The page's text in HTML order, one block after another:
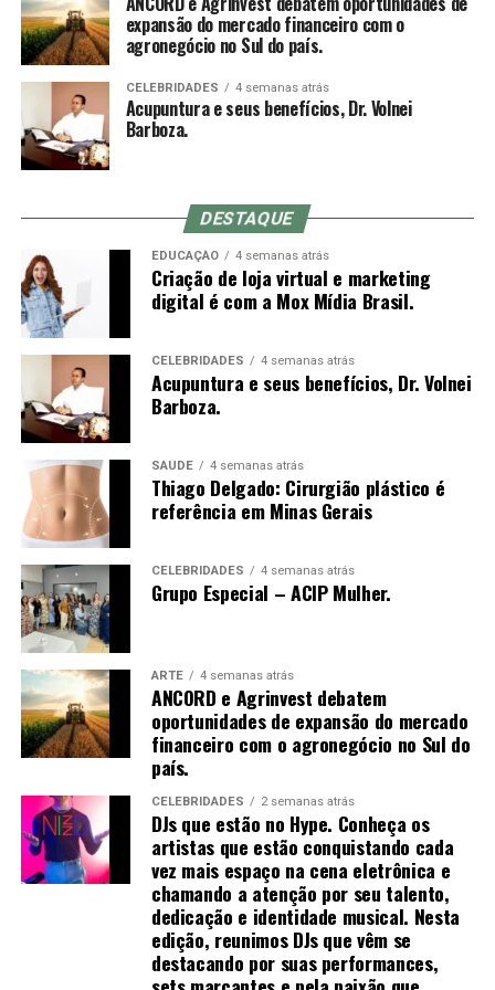
Nacional das Corretoras e Distribuidoras de Títulos e
Valores Mobiliários, Câmbio e Mercadorias) se
Indústria de Intermediação. É também reconhecida pela
qualidade de suas iniciativas educacionais e, por conta de
sua experiência, modernos processos e constantes
do mercado financeiro e de capitais como Entidade
Certificadora e Credenciadora.
Sobre a Agrinvest Commodities
A Agrinvest Commodities é referência em inteligência de
mercado e gestão de risco para o agronegócio brasileiro,
conectando produtores, indústrias e o mercado
financeiro por meio de análises, consultoria e operações
em commodities agrícolas.
movimento rápido à mão livre até a profundidade
indicada, o que não é possível com o mandril (a
diferença entre o comprimento do mandril e da agulha é
o quanto se conseguirá inserir da agulha no primeiro
movimento).
De-qi (Chinês: 得气; pinyin: dé qì; “chegada de qi”) se
refere a uma alegada sensação de torpor, distensão ou
formigamento elétrico no local da agulha. Se essa
sensação não ocorre, então se justifica dizendo que o
acuponto não foi localizado corretamente, ou a agulha
não foi inserida na profundidade correta, ou houve
manipulação inadequada. Se o de-qi não é
imediatamente sentido no local de inserção da agulha,
várias técnicas de manipulação costumam ser
empregadas para promovê-la, como arrancar, sacudir e
tremer.[61]
Uma vez que o de-qi é observado, técnicas podem ser
utilizadas para “influenciar” o de-qi: por exemplo,
através de certa manipulação, o de-qi pode,
supostamente, ser transferido do local da agulha para
locais mais distantes do corpo. Outras técnicas
objetivam “tonificar” (chinês: 补; pinyin: bǔ) ou “sedar”
(chinês: 泄; pinyin: xiè) o qi.
As primeiras técnicas são usadas em padrões de
deficiência, as últimas em padrões de excesso de energia.
[61] O de-qi é mais importante na acupuntura chinesa,
enquanto os pacientes ocidentais e japoneses podem
não considerá-lo uma parte necessária do tratamento.
expansão do mercado financeiro com o
agronegócio no Sul do país.
CELEBRIDADES 4 semanas atrás
Acupuntura e seus benefícios, Dr. Volnei
Barboza.
DESTAQUE
EDUCAÇÃO 4 semanas atrás
Criação de loja virtual e marketing
digital é com a Mox Mídia Brasil.
CELEBRIDADES 4 semanas atrás
Acupuntura e seus benefícios, Dr. Volnei
Barboza.
SAÚDE 4 semanas atrás
Thiago Delgado: Cirurgião plástico é
referência em Minas Gerais
CELEBRIDADES 4 semanas atrás
Grupo Especial – ACIP Mulher.
ARTE 4 semanas atrás
ANCORD e Agrinvest debatem
oportunidades de expansão do mercado
financeiro com o agronegócio no Sul do
país.
CELEBRIDADES 2 semanas atrás
DJs que estão no Hype. Conheça os
artistas que estão conquistando cada
vez mais espaço na cena eletrônica e
chamando a atenção por seu talento,
dedicação e identidade musical. Nesta
edição, reunimos DJs que vêm se
destacando por suas performances,